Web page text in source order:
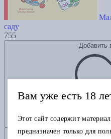
саду
755
Добавить
Вам уже есть 18
Этот сайт содержит
предназначен только для